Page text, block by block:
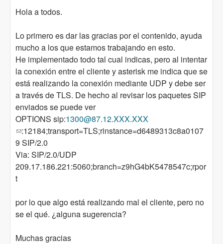
Hola a todos.
Lo primero es dar las gracias por el contenido, ayuda
mucho a los que estamos trabajando en esto.
He implementado todo tal cual indicas, pero al intentar
la conexión entre el cliente y asterisk me indica que se
está realizando la conexión mediante UDP y debe ser
a través de TLS. De hecho al revisar los paquetes SIP
enviados se puede ver
OPTIONS sip:1300@87.12.XXX.XXX
(link sends e-mail)
:12184;transport=TLS;rinstance=d6489313c8a0107
9 SIP/2.0
Via: SIP/2.0/UDP
209.17.186.221:5060;branch=z9hG4bK5478547c;rpor
t
por lo que algo está realizando mal el cliente, pero no
se el qué. ¿alguna sugerencia?
Muchas gracias